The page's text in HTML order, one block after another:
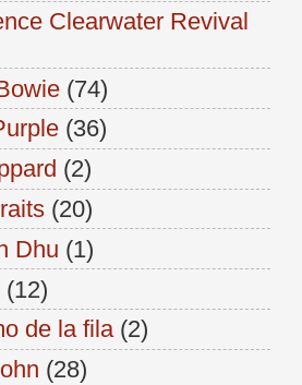
Clearwater Revival
(74)
(36)
(2)
(20)
Dhu (1)
(12)
de la fila (2)
(28)